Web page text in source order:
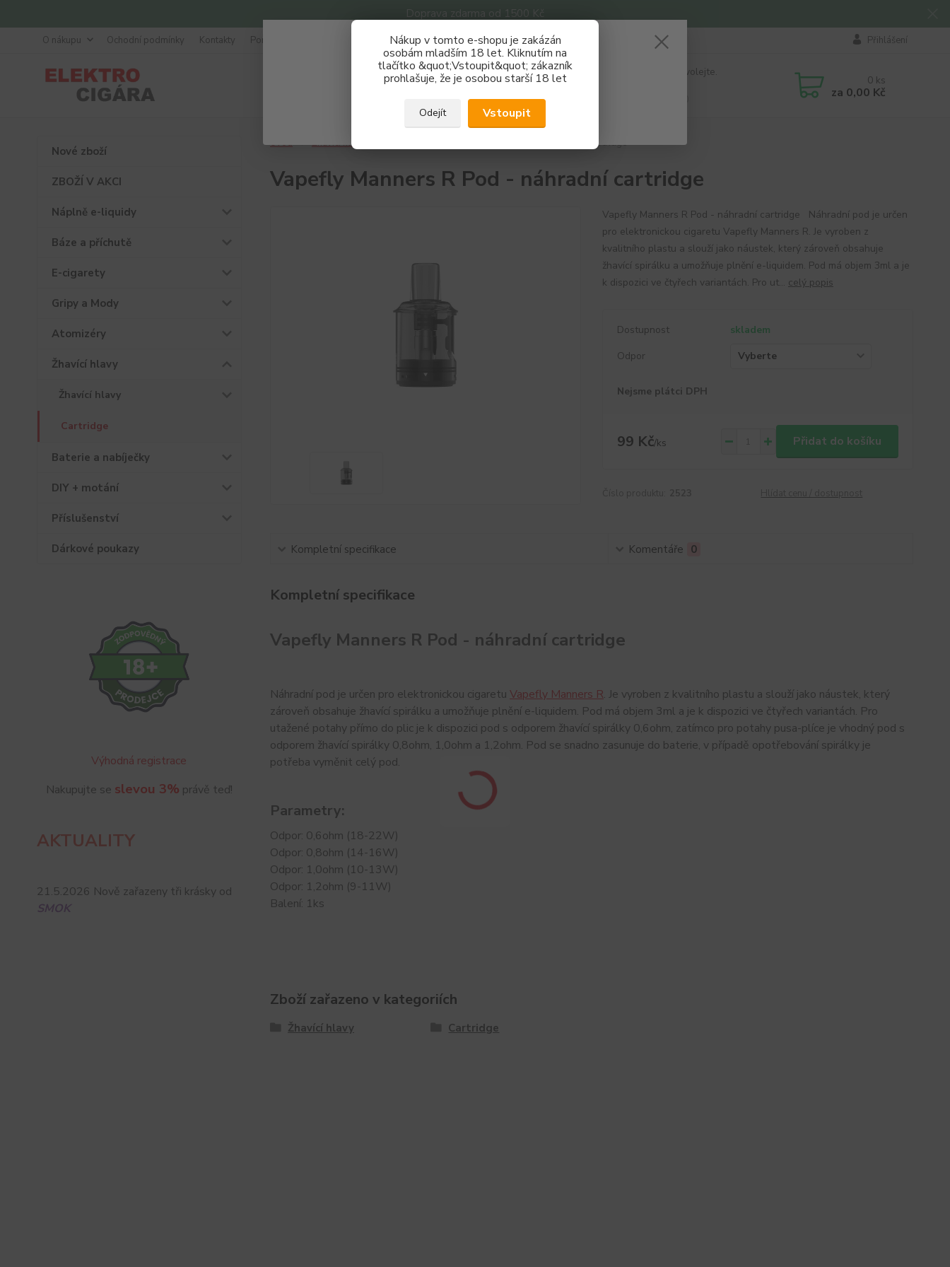
Doprava zdarma od 1500 Kč
Nákup v tomto e-shopu je zakázán
osobám mladším 18 let. Kliknutím na
tlačítko &quot;Vstoupit&quot; zákazník
prohlašuje, že je osobou starší 18 let
Odejít Vstoupit
O nákupu Ochodní podmínky Kontakty Poradna Přihlášení
Hledat
Nevíte si rady? Zavolejte.
0 ks
za 0,00 Kč
Nové zboží
ZBOŽÍ V AKCI
Náplně e-liquidy
Báze a příchutě
E-cigarety
Gripy a Mody
Atomizéry
Žhavící hlavy
Žhavící hlavy
Cartridge
Baterie a nabíječky
DIY + motání
Příslušenství
Dárkové poukazy
Výhodná registrace
Nakupujte se slevou 3% právě teď!
AKTUALITY
21.5.2026 Nově zařazeny tři krásky od
SMOK
Úvod Žhavící hlavy Vapefly Manners R Pod - náhradní cartridge
Vapefly Manners R Pod - náhradní cartridge
Vapefly Manners R Pod - náhradní cartridge Náhradní pod je určen
pro elektronickou cigaretu Vapefly Manners R. Je vyroben z
kvalitního plastu a slouží jako náustek, který zároveň obsahuje
žhavící spirálku a umožňuje plnění e-liquidem. Pod má objem 3ml a je
k dispozici ve čtyřech variantách. Pro ut... celý popis
Dostupnost
skladem
Odpor
Nejsme plátci DPH
99 Kč/ks Přidat do košíku
Kompletní specifikace Komentáře 0
Kompletní specifikace
Vapefly Manners R Pod - náhradní cartridge
Náhradní pod je určen pro elektronickou cigaretu Vapefly Manners R. Je vyroben z kvalitního plastu a slouží jako náustek, který
zároveň obsahuje žhavící spirálku a umožňuje plnění e-liquidem. Pod má objem 3ml a je k dispozici ve čtyřech variantách. Pro
utažené potahy přímo do plic je k dispozici pod s odporem žhavící spirálky 0,6ohm, zatímco pro potahy pusa-plíce je vhodný pod s
odporem žhavící spirálky 0,8ohm, 1,0ohm a 1,2ohm. Pod se snadno zasunuje do baterie, v případě opotřebování spirálky je
potřeba vyměnit celý pod.
Parametry:
Odpor: 0,6ohm (18-22W)
Odpor: 0,8ohm (14-16W)
Odpor: 1,0ohm (10-13W)
Odpor: 1,2ohm (9-11W)
Balení: 1ks
Zboží zařazeno v kategoriích
Žhavící hlavy Cartridge
Získej slevu 3%
Zaregistruj se a nakupuj se slevou právě teď!
REGISTRAČNÍ FORMULÁŘ
Zavřít